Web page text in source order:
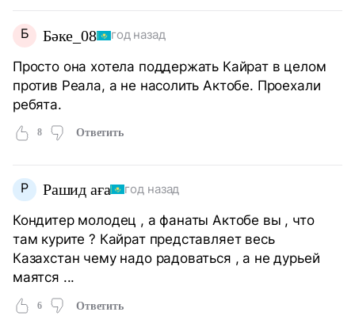
Б Бәке_08 год назад
Просто она хотела поддержать Кайрат в целом
против Реала, а не насолить Актобе. Проехали
ребята.
8 Ответить
Р Рашид аға год назад
Кондитер молодец , а фанаты Актобе вы , что
там курите ? Кайрат представляет весь
Казахстан чему надо радоваться , а не дурьей
маятся ...
6 Ответить